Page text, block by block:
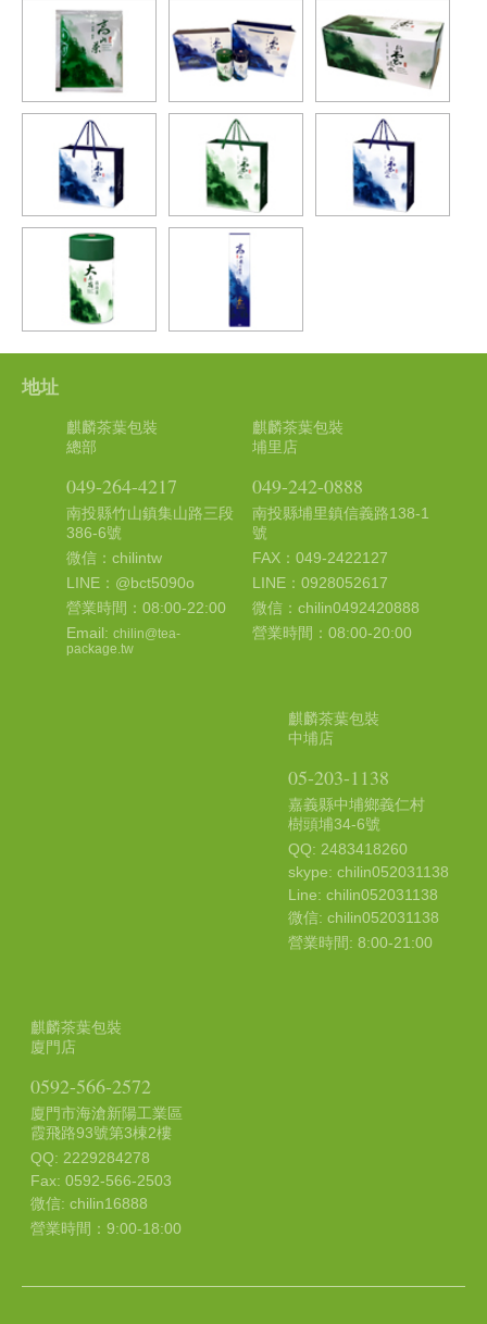
地址
麒麟茶葉包裝
總部
049-264-4217
南投縣竹山鎮集山路三段
386-6號
微信：chilintw
LINE：@bct5090o
營業時間：08:00-22:00
Email: chilin@tea-
package.tw
麒麟茶葉包裝
埔里店
049-242-0888
南投縣埔里鎮信義路138-1
號
FAX：049-2422127
LINE：0928052617
微信：chilin0492420888
營業時間：08:00-20:00
麒麟茶葉包裝
中埔店
05-203-1138
嘉義縣中埔鄉義仁村
樹頭埔34-6號
QQ: 2483418260
skype: chilin052031138
Line: chilin052031138
微信: chilin052031138
營業時間: 8:00-21:00
麒麟茶葉包裝
廈門店
0592-566-2572
廈門市海滄新陽工業區
霞飛路93號第3棟2樓
QQ: 2229284278
Fax: 0592-566-2503
微信: chilin16888
營業時間：9:00-18:00